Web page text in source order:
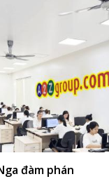
đàm phán